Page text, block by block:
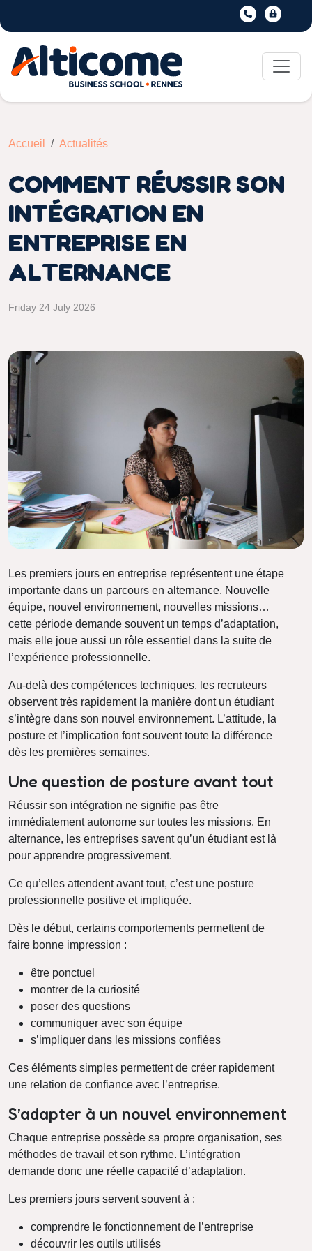
Accueil Actualités
COMMENT RÉUSSIR SON
INTÉGRATION EN
ENTREPRISE EN
ALTERNANCE
Friday 24 July 2026
Les premiers jours en entreprise représentent une étape
importante dans un parcours en alternance. Nouvelle
équipe, nouvel environnement, nouvelles missions…
cette période demande souvent un temps d’adaptation,
mais elle joue aussi un rôle essentiel dans la suite de
l’expérience professionnelle.
Au-delà des compétences techniques, les recruteurs
observent très rapidement la manière dont un étudiant
s’intègre dans son nouvel environnement. L’attitude, la
posture et l’implication font souvent toute la différence
dès les premières semaines.
Une question de posture avant tout
Réussir son intégration ne signifie pas être
immédiatement autonome sur toutes les missions. En
alternance, les entreprises savent qu’un étudiant est là
pour apprendre progressivement.
Ce qu’elles attendent avant tout, c’est une posture
professionnelle positive et impliquée.
Dès le début, certains comportements permettent de
faire bonne impression :
être ponctuel
montrer de la curiosité
poser des questions
communiquer avec son équipe
s’impliquer dans les missions confiées
Ces éléments simples permettent de créer rapidement
une relation de confiance avec l’entreprise.
S’adapter à un nouvel environnement
Chaque entreprise possède sa propre organisation, ses
méthodes de travail et son rythme. L’intégration
demande donc une réelle capacité d’adaptation.
Les premiers jours servent souvent à :
comprendre le fonctionnement de l’entreprise
découvrir les outils utilisés